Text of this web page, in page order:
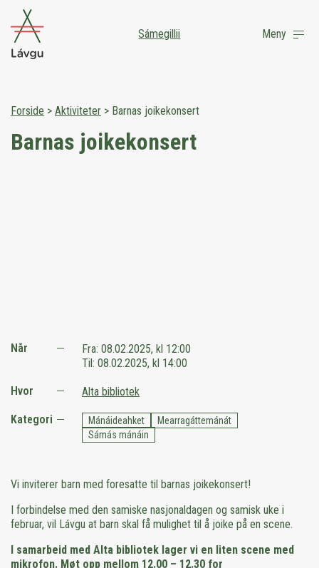
Sámegillii Meny
Forside > Aktiviteter > Barnas joikekonsert
Barnas joikekonsert
Når Fra: 08.02.2025, kl 12:00
Til: 08.02.2025, kl 14:00
Hvor Alta bibliotek
Kategori Mánáideahket
Mearragáttemánát
Sámás mánáin
Vi inviterer barn med foresatte til barnas joikekonsert!
I forbindelse med den samiske nasjonaldagen og samisk uke i
februar, vil Lávgu at barn skal få mulighet til å joike på en scene.
I samarbeid med Alta bibliotek lager vi en liten scene med
mikrofon. Møt opp mellom 12.00 – 12.30 for